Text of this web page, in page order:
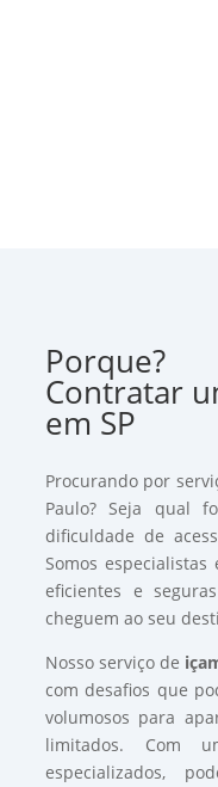
Porque?
Contratar
em SP
Procurando por
Paulo? Seja qual
dificuldade de
Somos
eficientes e
cheguem ao seu
Nosso serviço de
com desafios que
volumosos para
limitados. Com
especializados,